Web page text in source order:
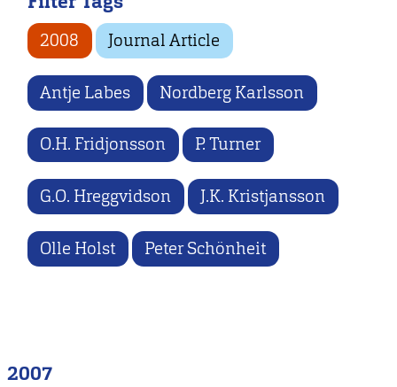
2008 Journal Article
Antje Labes Nordberg Karlsson
O.H. Fridjonsson P. Turner
G.O. Hreggvidson J.K. Kristjansson
Olle Holst Peter Schönheit
2007